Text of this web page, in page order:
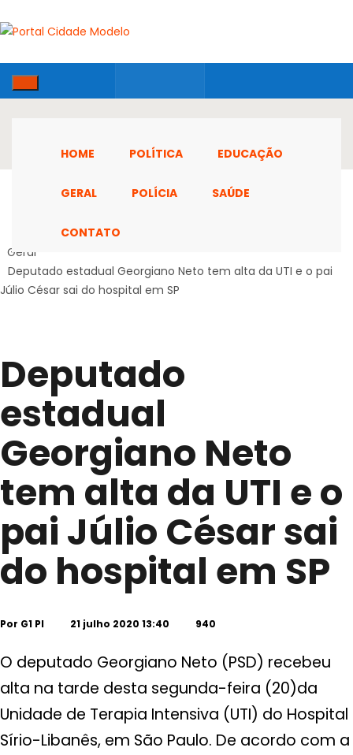
HOME POLÍTICA EDUCAÇÃO
GERAL POLÍCIA SAÚDE
CONTATO
Geral
Deputado estadual Georgiano Neto tem alta da UTI e o pai
Júlio César sai do hospital em SP
Deputado
estadual
Georgiano Neto
tem alta da UTI e o
pai Júlio César sai
do hospital em SP
Por G1 PI 21 julho 2020 13:40 940
O deputado Georgiano Neto (PSD) recebeu
alta na tarde desta segunda-feira (20)da
Unidade de Terapia Intensiva (UTI) do Hospital
Sírio-Libanês, em São Paulo. De acordo com a